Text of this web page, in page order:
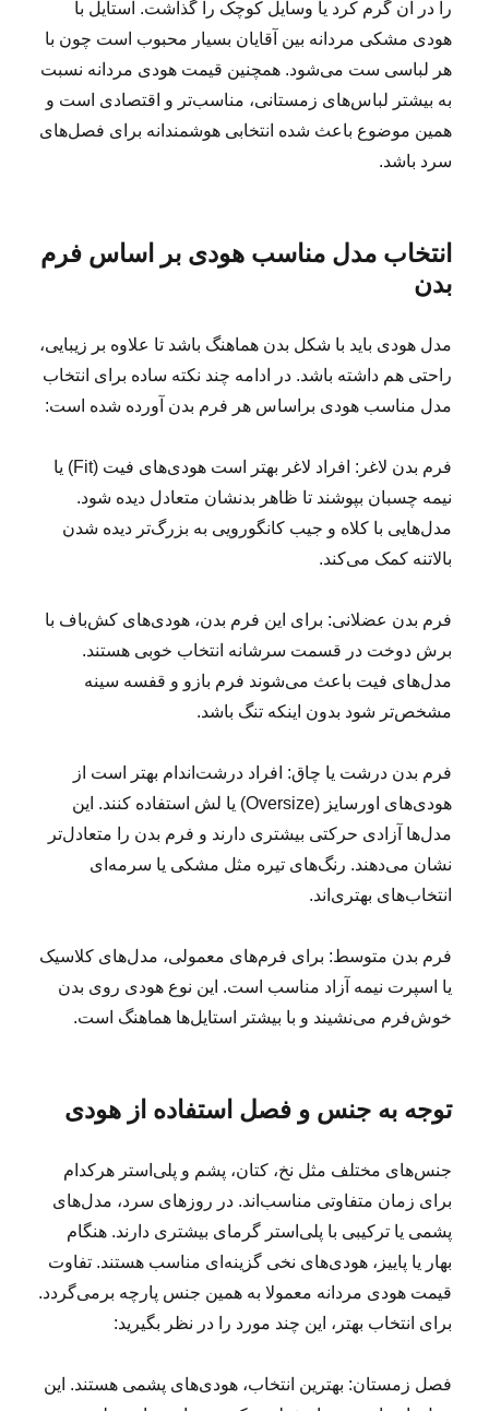
را در آن گرم کرد یا وسایل کوچک را گذاشت. استایل با
هودی مشکی مردانه بین آقایان بسیار محبوب است چون با
هر لباسی ست می‌شود. همچنین قیمت هودی مردانه نسبت
به بیشتر لباس‌های زمستانی، مناسب‌تر و اقتصادی است و
همین موضوع باعث شده انتخابی هوشمندانه برای فصل‌های
سرد باشد.
انتخاب مدل مناسب هودی بر اساس فرم
بدن
مدل هودی باید با شکل بدن هماهنگ باشد تا علاوه بر زیبایی،
راحتی هم داشته باشد. در ادامه چند نکته ساده برای انتخاب
مدل مناسب هودی براساس هر فرم بدن آورده شده است:
فرم بدن لاغر: افراد لاغر بهتر است هودی‌های فیت (Fit) یا
نیمه چسبان بپوشند تا ظاهر بدنشان متعادل دیده شود.
مدل‌هایی با کلاه و جیب کانگورویی به بزرگ‌تر دیده شدن
بالا‌تنه کمک می‌کند.
فرم بدن عضلانی: برای این فرم بدن، هودی‌های کش‌باف با
برش دوخت در قسمت سرشانه انتخاب خوبی هستند.
مدل‌های فیت باعث می‌شوند فرم بازو و قفسه سینه
مشخص‌تر شود بدون اینکه تنگ باشد.
فرم بدن درشت یا چاق: افراد درشت‌اندام بهتر است از
هودی‌های اورسایز (Oversize) یا لش استفاده کنند. این
مدل‌ها آزادی حرکتی بیشتری دارند و فرم بدن را متعادل‌تر
نشان می‌دهند. رنگ‌های تیره مثل مشکی یا سرمه‌ای
انتخاب‌های بهتری‌اند.
فرم بدن متوسط: برای فرم‌های معمولی، مدل‌های کلاسیک
یا اسپرت نیمه آزاد مناسب است. این نوع هودی روی بدن
خوش‌فرم می‌نشیند و با بیشتر استایل‌ها هماهنگ است.
توجه به جنس و فصل استفاده از هودی
جنس‌های مختلف مثل نخ، کتان، پشم و پلی‌استر هرکدام
برای زمان متفاوتی مناسب‌اند. در روزهای سرد، مدل‌های
پشمی یا ترکیبی با پلی‌استر گرمای بیشتری دارند. هنگام
بهار یا پاییز، هودی‌های نخی گزینه‌ای مناسب هستند. تفاوت
قیمت هودی مردانه معمولا به همین جنس پارچه برمی‌گردد.
برای انتخاب بهتر، این چند مورد را در نظر بگیرید:
فصل زمستان: بهترین انتخاب، هودی‌های پشمی هستند. این